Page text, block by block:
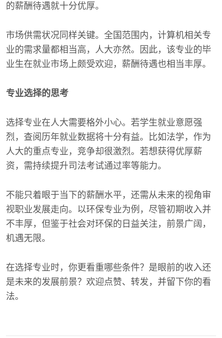
的薪酬待遇就十分优厚。
市场供需状况同样关键。全国范围内，计算机相关专
业的需求量都相当高，人大亦然。因此，该专业的毕
业生在就业市场上颇受欢迎，薪酬待遇也相当丰厚。
专业选择的思考
选择专业在人大需要格外小心。若学生就业意愿强
烈，查阅历年就业数据将十分有益。比如法学，作为
人大的重点专业，竞争却很激烈。若想获得优厚薪
资，需持续提升司法考试通过率等能力。
不能只着眼于当下的薪酬水平，还需从未来的视角审
视职业发展走向。以环保专业为例，尽管初期收入并
不丰厚，但鉴于社会对环保的日益关注，前景广阔，
机遇无限。
在选择专业时，你更看重哪些条件？是眼前的收入还
是未来的发展前景？欢迎点赞、转发，并留下你的看
法。